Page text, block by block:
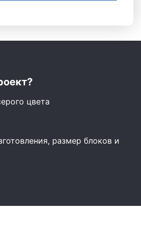
цвета
размер блоков и